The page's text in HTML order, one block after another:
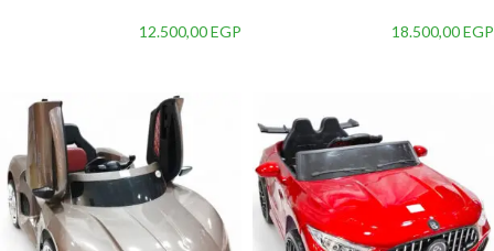
رياضي جذاب وإضاءة LED مذهلة.
18.500,00EGP
رياضي جذاب وإضاءة LED مذهلة.
12.500,00EGP